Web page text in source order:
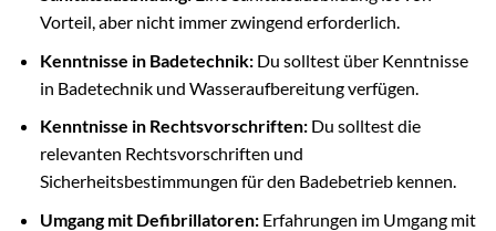
Vorteil, aber nicht immer zwingend erforderlich.
Kenntnisse in Badetechnik:Du solltest über Kenntnisse
in Badetechnik und Wasseraufbereitung verfügen.
Kenntnisse in Rechtsvorschriften:Du solltest die
relevanten Rechtsvorschriften und
Sicherheitsbestimmungen für den Badebetrieb kennen.
Umgang mit Defibrillatoren:Erfahrungen im Umgang mit